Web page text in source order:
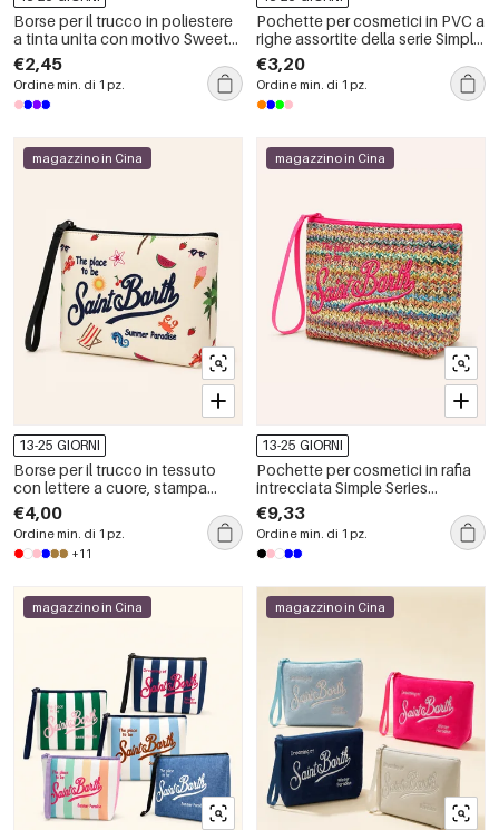
Borse per il trucco in poliestere
a tinta unita con motivo Sweet
Letter della serie Simple.
€2,45
Ordine min. di 1 pz.
Pochette per cosmetici in PVC a
righe assortite della serie Simple,
colore Daily Stripe
€3,20
Ordine min. di 1 pz.
magazzino in Cina
13-25 GIORNI
Borse per il trucco in tessuto
con lettere a cuore, stampa
leopardata, stile oceanico,
quadri, piante e stelle marine,
serie Simple Series Natural.
€4,00
Ordine min. di 1 pz.
+11
magazzino in Cina
13-25 GIORNI
Pochette per cosmetici in rafia
intrecciata Simple Series
Vacation con motivo a righe e
colori misti
€9,33
Ordine min. di 1 pz.
magazzino in Cina magazzino in Cina